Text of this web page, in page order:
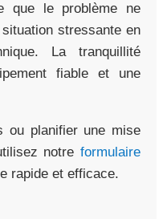
que le problème ne
stressante en
La tranquillité
fiable et une
ou planifier une mise
notre formulaire
rapide et efficace.